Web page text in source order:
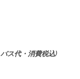
バス代・消費税込)